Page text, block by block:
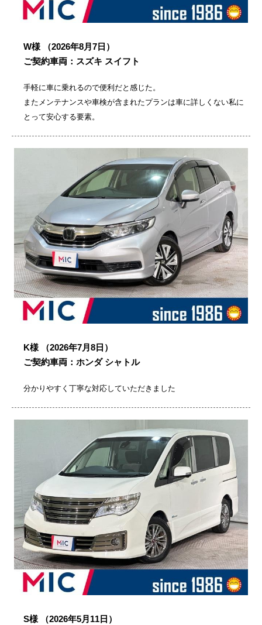
W様
（2026年8月7日）
ご契約車両：スズキ スイフト
手軽に車に乗れるので便利だと感じた。
またメンテナンスや車検が含まれたプランは車に詳しくない私に
とって安心する要素。
K様
（2026年7月8日）
ご契約車両：ホンダ シャトル
分かりやすく丁寧な対応していただきました
S様
（2026年5月11日）